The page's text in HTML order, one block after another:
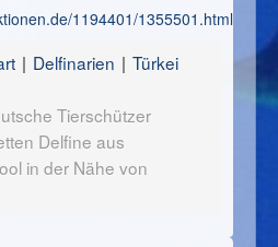
1194401/1355501.html
Delfinarien
Türkei
Tierschützer
Delfine aus
in der Nähe von